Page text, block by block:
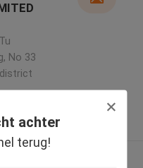
achter
terug!
No 33